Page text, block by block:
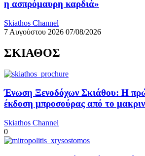
η ασπρόμαυρη καρδιά»
Skiathos Channel
7 Αυγούστου 2026 07/08/2026
ΣΚΙΑΘΟΣ
Ένωση Ξενοδόχων Σκιάθου: Η
έκδοση μπροσούρας από το
Skiathos Channel
0